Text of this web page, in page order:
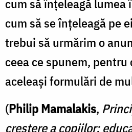
cum să înţeleagă lumea
cum să se înţeleagă pe
trebui să urmărim o
ceea ce spunem, pentru
aceleaşi formulări de
(Philip Mamalakis,
creștere a copiilor: